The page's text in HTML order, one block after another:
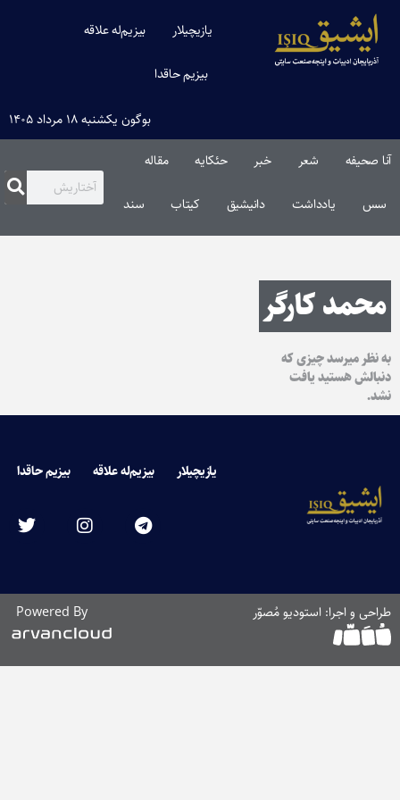
یازیچیلار بیزیم‌له علاقه
بیزیم حاقدا
بوگون یکشنبه ۱۸ مرداد ۱۴۰۵
آنا صحیفه شعر خبر حئکایه مقاله‌
سس یادداشت دانیشیق کیتاب سند
محمد کارگر
به نظر میرسد چیزی که
دنبالش هستید یافت
نشد.
یازیچیلار بیزیم‌له علاقه بیزیم حاقدا
طراحی و اجرا: استودیو مُصوّر Powered By